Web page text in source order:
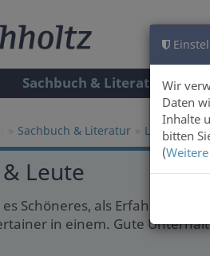
Wir
Daten
Inhalte
bitten
(
Sachbuch & Literatur
Sachbuch & Literatur Land &
Leute
es Schöneres, als Erfahrungen
in einem. Gute